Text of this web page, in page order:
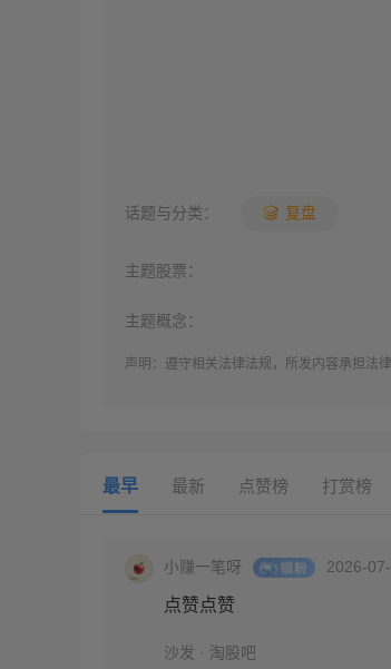
话题与分类： 复盘
主题股票：
主题概念：
声明：遵守相关法律法规，所发内容承担法
最早 最新 点赞榜 打赏榜
小赚一笔呀 2026-
点赞点赞
沙发 · 淘股吧